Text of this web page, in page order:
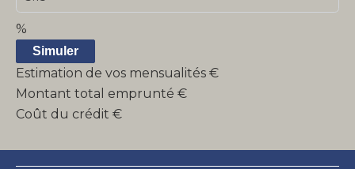
%
Simuler
Estimation de vos mensualités €
Montant total emprunté €
Coût du crédit €